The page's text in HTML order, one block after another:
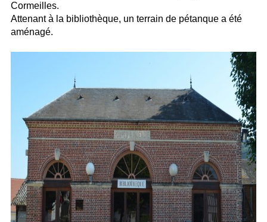
Cormeilles.
Attenant à la bibliothèque, un terrain de pétanque a été
aménagé.